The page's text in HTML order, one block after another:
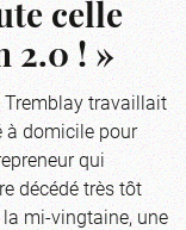
celle
2.0 ! »
Tremblay travaillait
à domicile pour
qui
décédé très tôt
mi-vingtaine, une